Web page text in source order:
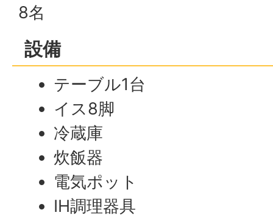
8名
設備
テーブル1台
イス8脚
冷蔵庫
炊飯器
電気ポット
IH調理器具